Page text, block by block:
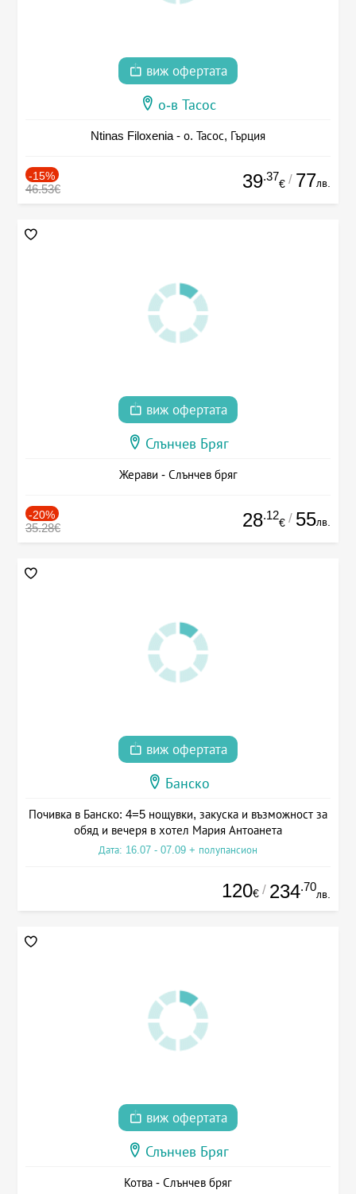
виж офертата
о-в Тасос
Ntinas Filoxenia - о. Тасос, Гърция
-15%
46.53€ 39.37
€ / 77лв.
виж офертата
Слънчев Бряг
Жерави - Слънчев бряг
-20%
35.28€ 28.12
€ / 55лв.
виж офертата
Банско
Почивка в Банско: 4=5 нощувки, закуска и възможност за
обяд и вечеря в хотел Мария Антоанета
Дата: 16.07 - 07.09 + полупансион
120€ / 234.70
лв.
виж офертата
Слънчев Бряг
Котва - Слънчев бряг